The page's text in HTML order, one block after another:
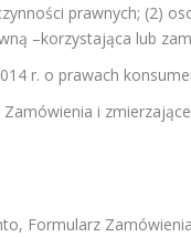
prawnych; (2)
–korzystająca lub
r. o prawach
i
Formularz